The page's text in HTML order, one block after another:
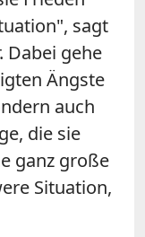
sagt
Dabei gehe
Ängste
auch
die sie
ganz große
Situation,